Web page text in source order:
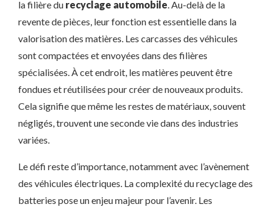
la filière du recyclage automobile. Au-delà de la
revente de pièces, leur fonction est essentielle dans la
valorisation des matières. Les carcasses des véhicules
sont compactées et envoyées dans des filières
spécialisées. À cet endroit, les matières peuvent être
fondues et réutilisées pour créer de nouveaux produits.
Cela signifie que même les restes de matériaux, souvent
négligés, trouvent une seconde vie dans des industries
variées.
Le défi reste d’importance, notamment avec l’avènement
des véhicules électriques. La complexité du recyclage des
batteries pose un enjeu majeur pour l’avenir. Les